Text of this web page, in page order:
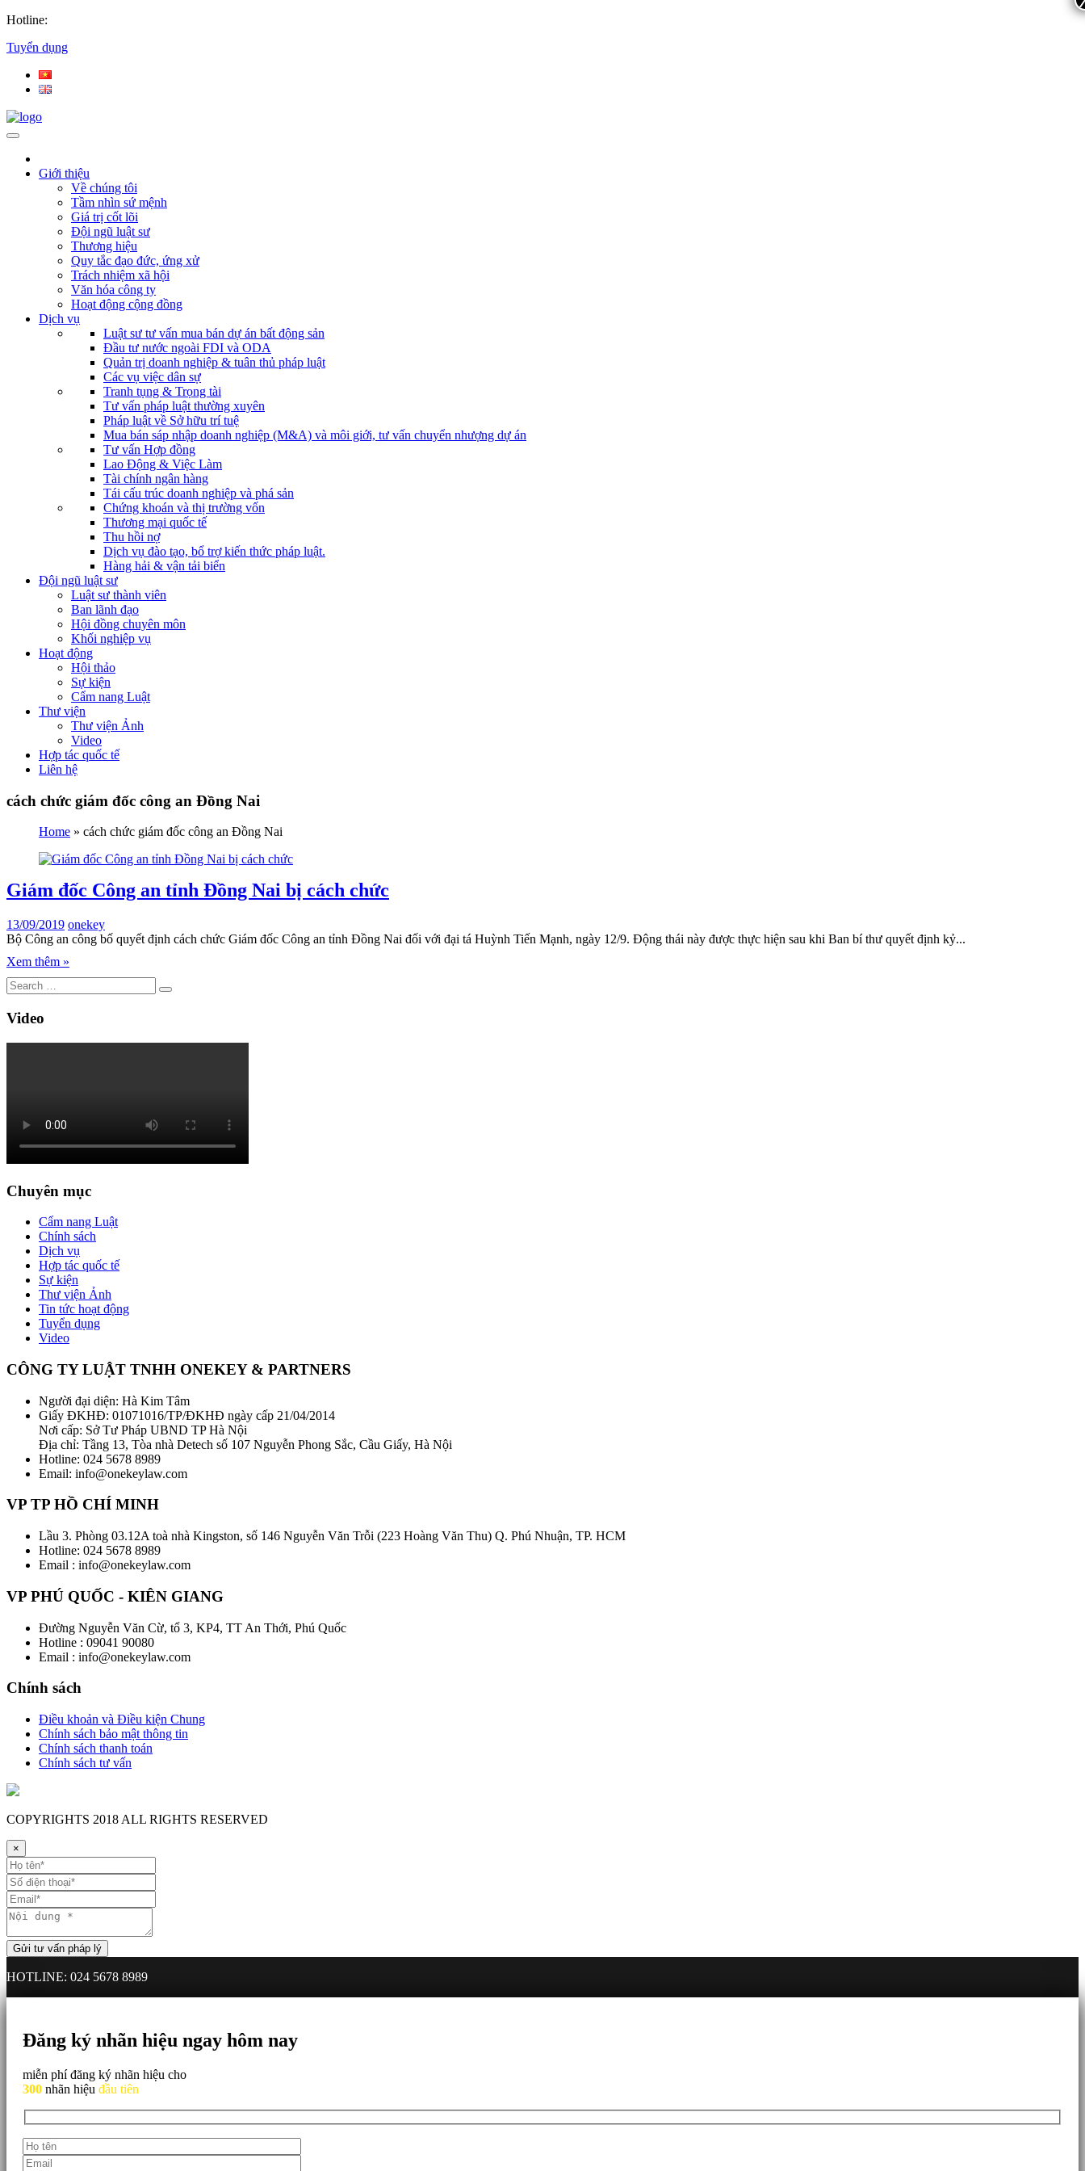
Hotline:
Tuyển dụng
Giới thiệu
Về chúng tôi
Tầm nhìn sứ mệnh
Giá trị cốt lõi
Đội ngũ luật sư
Thương hiệu
Quy tắc đạo đức, ứng xử
Trách nhiệm xã hội
Văn hóa công ty
Hoạt động cộng đồng
Dịch vụ
Luật sư tư vấn mua bán dự án bất động sản
Đầu tư nước ngoài FDI và ODA
Quản trị doanh nghiệp & tuân thủ pháp luật
Các vụ việc dân sự
Tranh tụng & Trọng tài
Tư vấn pháp luật thường xuyên
Pháp luật về Sở hữu trí tuệ
Mua bán sáp nhập doanh nghiệp (M&A) và môi giới, tư vấn chuyển nhượng dự án
Tư vấn Hợp đồng
Lao Động & Việc Làm
Tài chính ngân hàng
Tái cấu trúc doanh nghiệp và phá sản
Chứng khoán và thị trường vốn
Thương mại quốc tế
Thu hồi nợ
Dịch vụ đào tạo, bổ trợ kiến thức pháp luật.
Hàng hải & vận tải biển
Đội ngũ luật sư
Luật sư thành viên
Ban lãnh đạo
Hội đồng chuyên môn
Khối nghiệp vụ
Hoạt động
Hội thảo
Sự kiện
Cẩm nang Luật
Thư viện
Thư viện Ảnh
Video
Hợp tác quốc tế
Liên hệ
cách chức giám đốc công an Đồng Nai
Home » cách chức giám đốc công an Đồng Nai
Giám đốc Công an tỉnh Đồng Nai bị cách chức
13/09/2019 onekey
Bộ Công an công bố quyết định cách chức Giám đốc Công an tỉnh Đồng Nai đối với đại tá Huỳnh Tiến Mạnh, ngày 12/9. Động thái này được thực hiện sau khi Ban bí thư quyết định kỷ...
Xem thêm »
Video
Chuyên mục
Cẩm nang Luật
Chính sách
Dịch vụ
Hợp tác quốc tế
Sự kiện
Thư viện Ảnh
Tin tức hoạt động
Tuyển dụng
Video
CÔNG TY LUẬT TNHH ONEKEY & PARTNERS
Người đại diện: Hà Kim Tâm
Giấy ĐKHĐ: 01071016/TP/ĐKHĐ ngày cấp 21/04/2014
Nơi cấp: Sở Tư Pháp UBND TP Hà Nội
Địa chỉ: Tầng 13, Tòa nhà Detech số 107 Nguyễn Phong Sắc, Cầu Giấy, Hà Nội
Hotline: 024 5678 8989
Email: info@onekeylaw.com
VP TP HỒ CHÍ MINH
Lầu 3. Phòng 03.12A toà nhà Kingston, số 146 Nguyễn Văn Trỗi (223 Hoàng Văn Thu) Q. Phú Nhuận, TP. HCM
Hotline: 024 5678 8989
Email : info@onekeylaw.com
VP PHÚ QUỐC - KIÊN GIANG
Đường Nguyễn Văn Cừ, tổ 3, KP4, TT An Thới, Phú Quốc
Hotline : 09041 90080
Email : info@onekeylaw.com
Chính sách
Điều khoản và Điều kiện Chung
Chính sách bảo mật thông tin
Chính sách thanh toán
Chính sách tư vấn
COPYRIGHTS 2018 ALL RIGHTS RESERVED
×
HOTLINE: 024 5678 8989
Đăng ký nhãn hiệu ngay hôm nay
miễn phí đăng ký nhãn hiệu cho
300 nhãn hiệu đầu tiên